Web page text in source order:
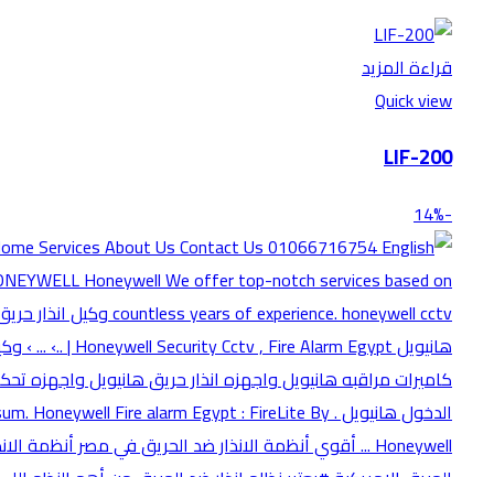
قراءة المزيد
Quick view
LIF-200
-14%